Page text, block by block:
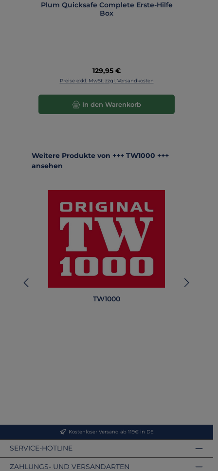
Plum Quicksafe Complete Erste-Hilfe
Box
Regulärer Preis:
129,95 €
Preise exkl. MwSt. zzgl. Versandkosten
In den Warenkorb
Produktgalerie überspringen
Weitere Produkte von +++ TW1000 +++
ansehen
TW1000
Kostenloser Versand ab 119€ in DE
SERVICE-HOTLINE
ZAHLUNGS- UND VERSANDARTEN